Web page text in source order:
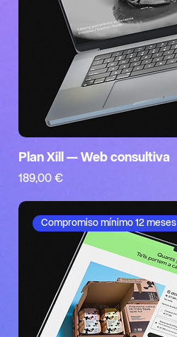
Plan Xill — Web consultiva
Precio
189,00 €
Compromiso mínimo 12 meses